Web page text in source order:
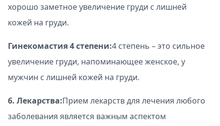
хорошо заметное увеличение груди с лишней
кожей на груди.
Гинекомастия 4 степени:4 степень – это сильное
увеличение груди, напоминающее женское, у
мужчин с лишней кожей на груди.
6. Лекарства:Прием лекарств для лечения любого
заболевания является важным аспектом